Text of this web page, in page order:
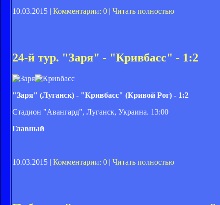
10.03.2015 | Комментарии: 0 | Читать полностью
24-й тур. "Заря" - "Кривбасс" - 1:2
"Заря" (Луганск) - "Кривбасс" (Кривой Рог) - 1:2
Стадион "Авангард", Луганск, Украина. 13:00
Главный
10.03.2015 | Комментарии: 0 | Читать полностью